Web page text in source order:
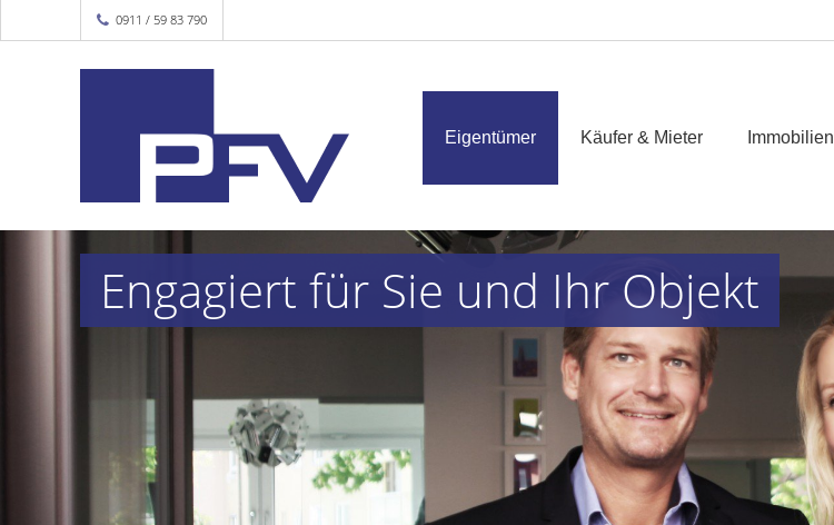
0911 / 59 83 790
Eigentümer Käufer & Mieter Immobilien
Engagiert für Sie und Ihr Objekt